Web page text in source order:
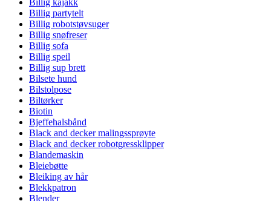
Billig kajakk
Billig partytelt
Billig robotstøvsuger
Billig snøfreser
Billig sofa
Billig speil
Billig sup brett
Bilsete hund
Bilstolpose
Biltørker
Biotin
Bjeffehalsbånd
Black and decker malingssprøyte
Black and decker robotgressklipper
Blandemaskin
Bleiebøtte
Bleiking av hår
Blekkpatron
Blender